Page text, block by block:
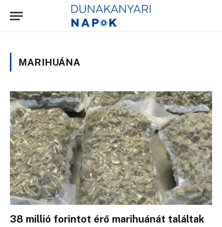
MARIHUÁNA
38 millió forintot érő marihuánát találtak